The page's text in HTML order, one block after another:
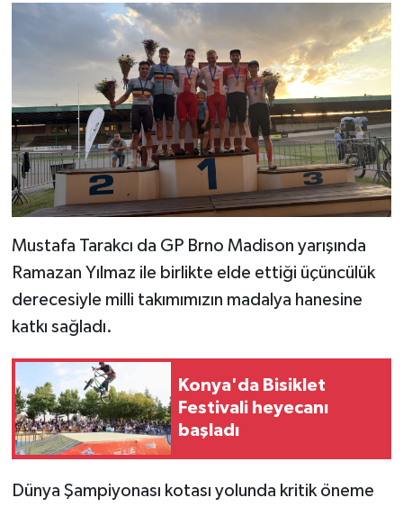
Mustafa Tarakcı da GP Brno Madison yarışında
Ramazan Yılmaz ile birlikte elde ettiği üçüncülük
derecesiyle milli takımımızın madalya hanesine
katkı sağladı.
Konya'da Bisiklet
Festivali heyecanı
başladı
Dünya Şampiyonası kotası yolunda kritik öneme